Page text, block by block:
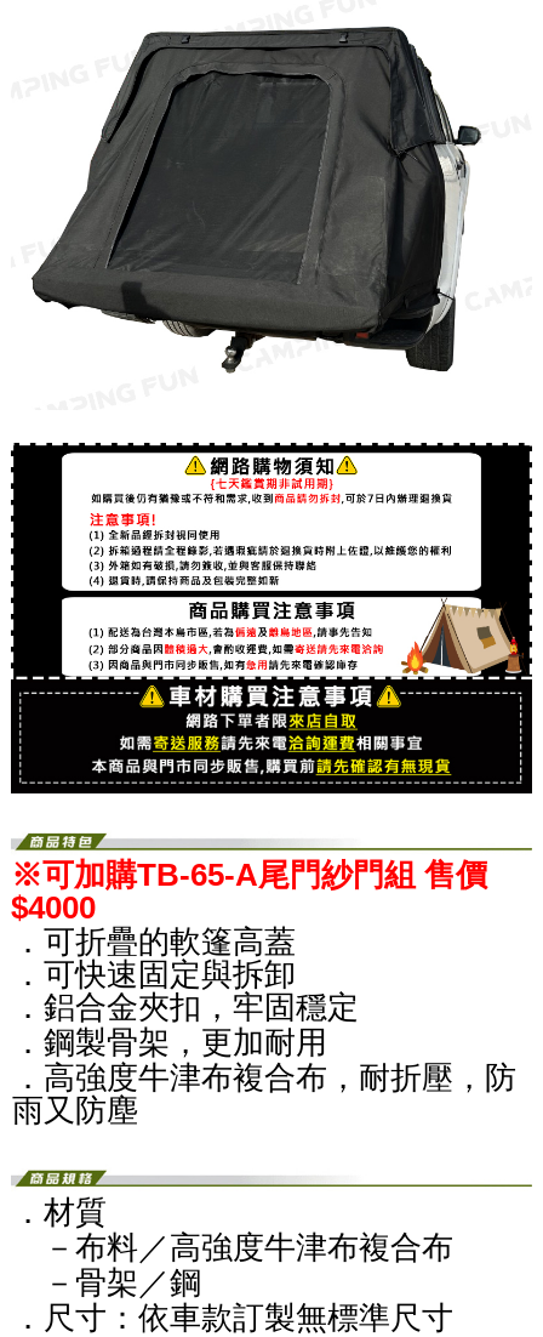
※可加購TB-65-A尾門紗門組 售價
$4000
．可折疊的軟篷高蓋
．可快速固定與拆卸
．鋁合金夾扣，牢固穩定
．鋼製骨架，更加耐用
． 高強度牛津布複合布，耐折壓，防
雨又防塵
．材質
－布料／高強度牛津布複合布
－骨架／鋼
．尺寸：依車款訂製無標準尺寸